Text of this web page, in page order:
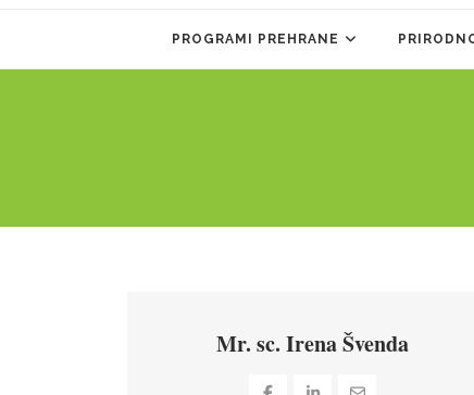
PROGRAMI PREHRANE
Mr. sc. Irena Švenda